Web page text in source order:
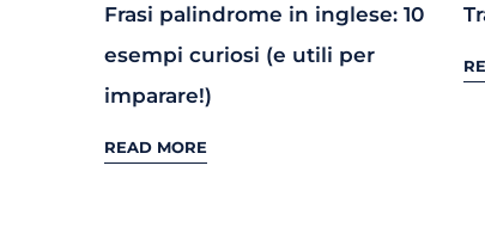
Frasi palindrome in inglese: 10
esempi curiosi (e utili per
imparare!)
READ MORE